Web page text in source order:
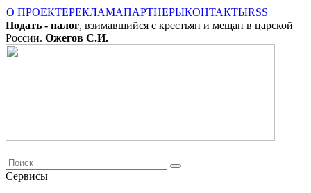
О ПРОЕКТЕРЕКЛАМАПАРТНЕРЫКОНТАКТЫRSS
Подать - налог, взимавшийся с крестьян и мещан в царской
России. Ожегов С.И.
Сервисы